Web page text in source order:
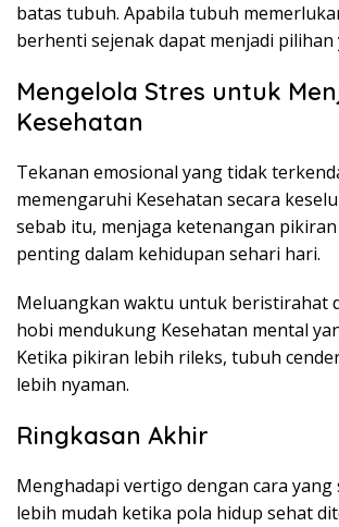
batas tubuh. Apabila tubuh
berhenti sejenak dapat menjadi pilihan
Mengelola Stres untuk
Kesehatan
Tekanan emosional yang tidak
memengaruhi Kesehatan secara
sebab itu, menjaga ketenangan
penting dalam kehidupan sehari hari.
Meluangkan waktu untuk beristirahat
hobi mendukung Kesehatan mental
Ketika pikiran lebih rileks, tubuh
lebih nyaman.
Ringkasan Akhir
Menghadapi vertigo dengan cara yang
lebih mudah ketika pola hidup sehat